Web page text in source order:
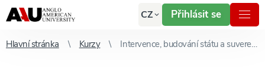
CZ Přihlásit se
Hlavní stránka Kurzy Intervence, budování státu a suverenita